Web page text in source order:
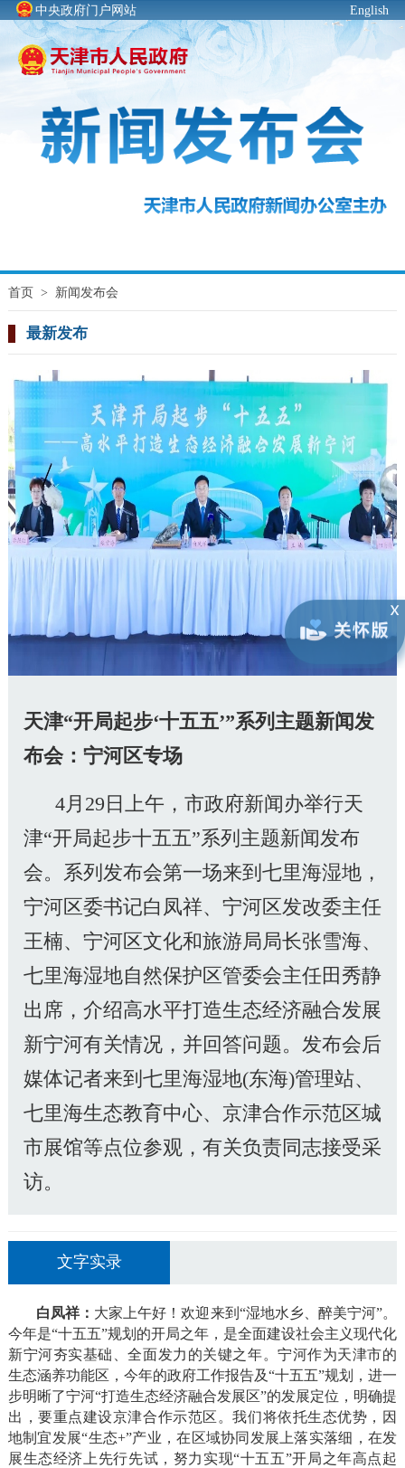
中央政府门户网站 English
首页> 新闻发布会
最新发布
天津“开局起步‘十五五’”系列主题新闻发
布会：宁河区专场
4月29日上午，市政府新闻办举行天
津“开局起步十五五”系列主题新闻发布
会。系列发布会第一场来到七里海湿地，
宁河区委书记白凤祥、宁河区发改委主任
王楠、宁河区文化和旅游局局长张雪海、
七里海湿地自然保护区管委会主任田秀静
出席，介绍高水平打造生态经济融合发展
新宁河有关情况，并回答问题。发布会后
媒体记者来到七里海湿地(东海)管理站、
七里海生态教育中心、京津合作示范区城
市展馆等点位参观，有关负责同志接受采
访。
文字实录
白凤祥： 大家上午好！欢迎来到“湿地水乡、醉美宁河”。
今年是“十五五”规划的开局之年，是全面建设社会主义现代化
新宁河夯实基础、全面发力的关键之年。宁河作为天津市的
生态涵养功能区，今年的政府工作报告及“十五五”规划，进一
步明晰了宁河“打造生态经济融合发展区”的发展定位，明确提
出，要重点建设京津合作示范区。我们将依托生态优势，因
地制宜发展“生态+”产业，在区域协同发展上落实落细，在发
展生态经济上先行先试，努力实现“十五五”开局之年高点起